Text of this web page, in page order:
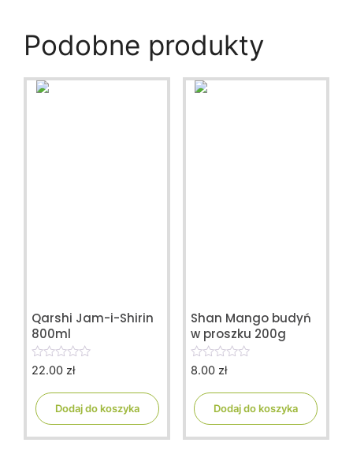
Podobne produkty
Qarshi Jam-i-Shirin
800ml
0
o
5
22.00 zł
Dodaj do koszyka
Shan Mango budyń
w proszku 200g
0
o
5
8.00 zł
Dodaj do koszyka